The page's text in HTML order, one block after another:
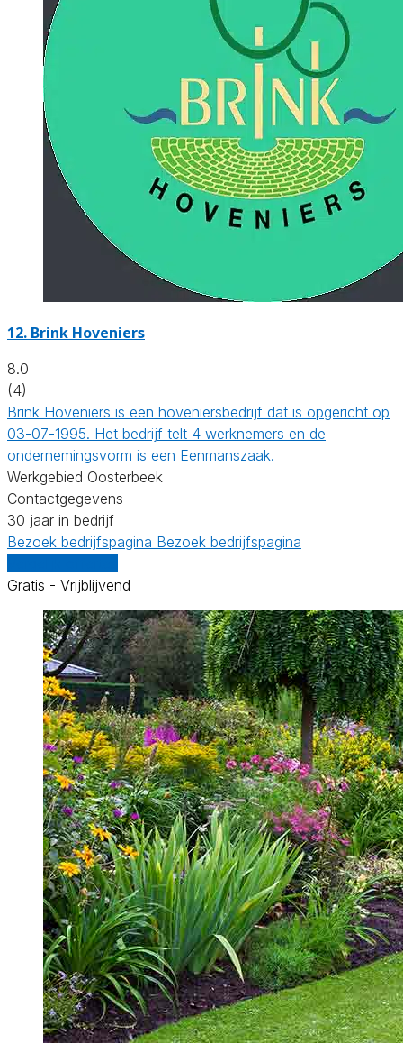
12. Brink Hoveniers
8.0
(4)
Brink Hoveniers is een hoveniersbedrijf dat is opgericht op
03-07-1995. Het bedrijf telt 4 werknemers en de
ondernemingsvorm is een Eenmanszaak.
Werkgebied Oosterbeek
Contactgegevens
30 jaar in bedrijf
Bezoek bedrijfspagina Bezoek bedrijfspagina
Gratis - Vrijblijvend